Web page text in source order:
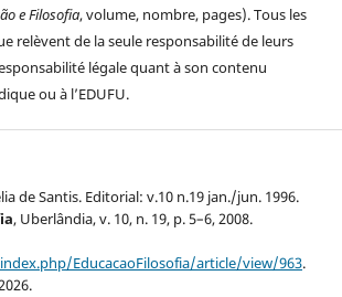
e Filosofia, volume, nombre, pages). Tous les
relèvent de la seule responsabilité de leurs
légale quant à son contenu
ou à l’EDUFU.
de Santis. Editorial: v.10 n.19 jan./jun. 1996.
, Uberlândia, v. 10, n. 19, p. 5–6, 2008.
EducacaoFilosofia/article/view/963.